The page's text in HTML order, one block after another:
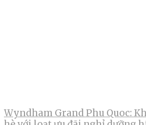
Wyndham Grand Phu Quoc: